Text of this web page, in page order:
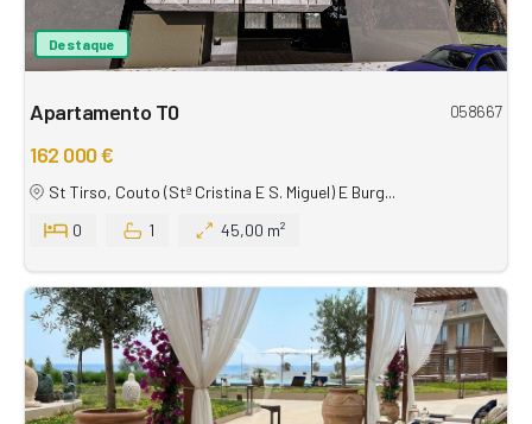
Destaque
Apartamento T0 058667
162 000 €
St Tirso, Couto (Stª Cristina E S. Miguel) E Burg...
0
1 45,00 m²